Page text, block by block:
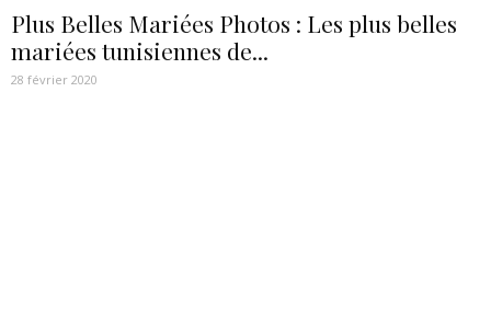
Plus Belles Mariées Photos : Les plus belles
mariées tunisiennes de...
28 février 2020